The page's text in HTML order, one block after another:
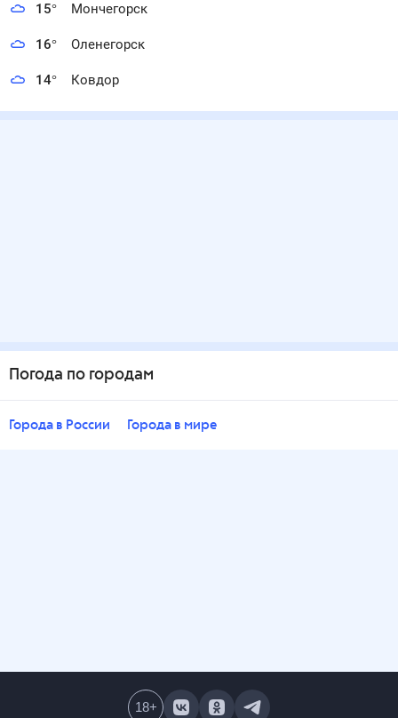
15° Мончегорск
16° Оленегорск
14° Ковдор
Погода по городам
Города в России Города в мире
18+